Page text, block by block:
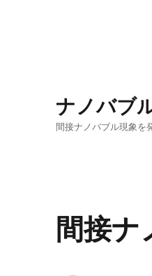
ナノバブ
間接ナノバブル現象を
間接